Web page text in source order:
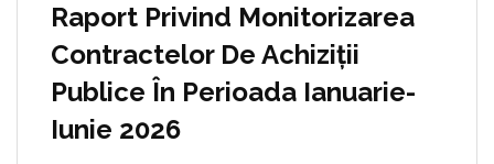
Raport Privind Monitorizarea
Contractelor De Achiziții
Publice În Perioada Ianuarie-
Iunie 2026